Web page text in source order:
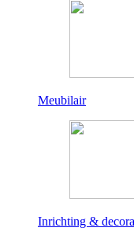
Meubilair
Inrichting &